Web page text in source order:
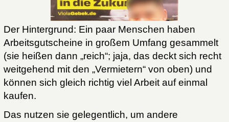
Der Hintergrund: Ein paar Menschen haben
Arbeitsgutscheine in großem Umfang gesammelt
(sie heißen dann „reich“; jaja, das deckt sich recht
weitgehend mit den „Vermietern“ von oben) und
können sich gleich richtig viel Arbeit auf einmal
kaufen.
Das nutzen sie gelegentlich, um andere